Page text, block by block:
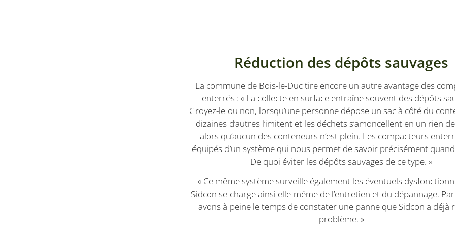
Réduction des dépôts sauvages
La commune de Bois-le-Duc tire encore un autre avantage des
enterrés : « La collecte en surface entraîne souvent des dépôts
Croyez-le ou non, lorsqu’une personne dépose un sac à côté du
dizaines d’autres l’imitent et les déchets s’amoncellent en un rien
alors qu’aucun des conteneurs n’est plein. Les compacteurs
équipés d’un système qui nous permet de savoir précisément
De quoi éviter les dépôts sauvages de ce type. »
« Ce même système surveille également les éventuels
Sidcon se charge ainsi elle-même de l’entretien et du dépannage.
avons à peine le temps de constater une panne que Sidcon a déjà
problème. »
.youtube.com
intégrées.
Corporation
.linkedin.com
Dit is een Microsoft MSN 1st party cookie voor het